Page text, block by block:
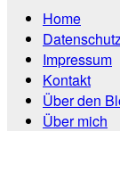
Home
Impressum
Kontakt
Über den
Über mich